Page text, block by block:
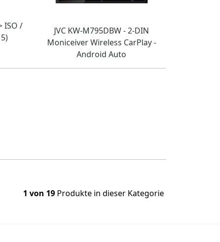
ISO /
JVC KW-M795DBW - 2-DIN
Moniceiver Wireless CarPlay -
Android Auto
1 von 19 Produkte in dieser Kategorie